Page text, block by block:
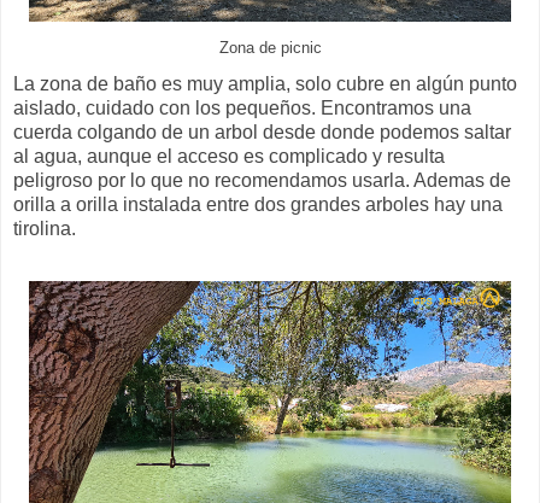
Zona de picnic
La zona de baño es muy amplia, solo cubre en algún punto
aislado, cuidado con los pequeños. Encontramos una
cuerda colgando de un arbol desde donde podemos saltar
al agua, aunque el acceso es complicado y resulta
peligroso por lo que no recomendamos usarla. Ademas de
orilla a orilla instalada entre dos grandes arboles hay una
tirolina.